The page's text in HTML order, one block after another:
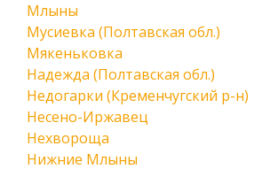
Млыны
Мусиевка (Полтавская обл.)
Мякеньковка
Надежда (Полтавская обл.)
Недогарки (Кременчугский р-н)
Несено-Иржавец
Нехвороща
Нижние Млыны